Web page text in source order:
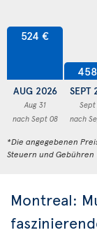
524 €
AUG 2026
Aug 31
nach Sept 08
SEPT
Sept
nach
*Die angegebenen
Steuern und Gebühren
Montreal: